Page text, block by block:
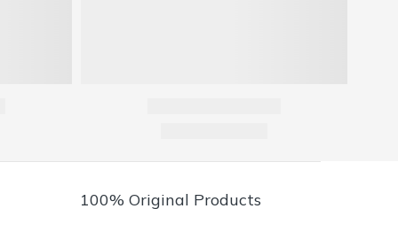
100% Original Products